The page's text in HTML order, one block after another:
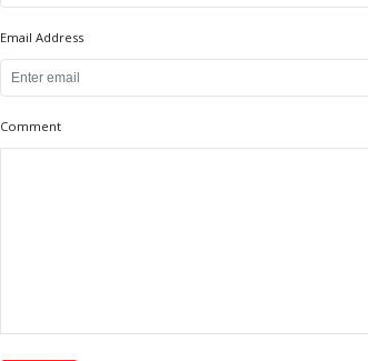
Email Address
Comment